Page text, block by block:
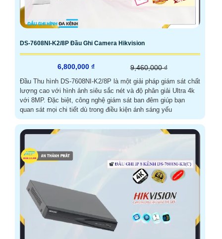
DS-7608NI-K2/8P Đầu Ghi Camera Hikvision
6,800,000 ₫ 9,460,000 ₫
Đầu Thu hình DS-7608NI-K2/8P là một giải pháp giám sát chất
lượng cao với hình ảnh siêu sắc nét và độ phân giải Ultra 4k
với 8MP. Đặc biệt, công nghệ giám sát ban đêm giúp bạn
quan sát mọi chi tiết dù trong điều kiện ánh sáng yếu